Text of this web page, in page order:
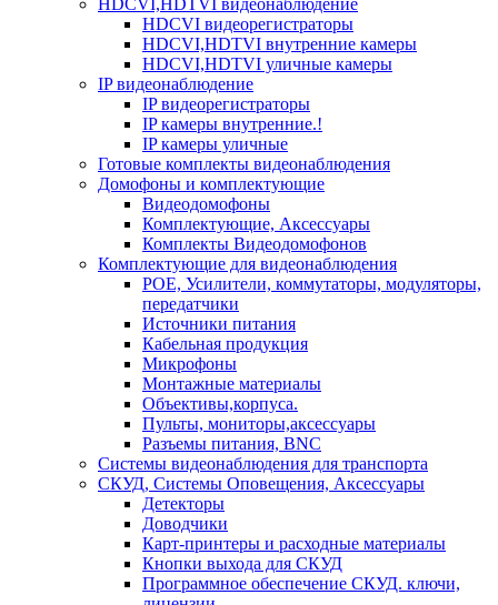
HDCVI видеорегистраторы
HDCVI,HDTVI внутренние камеры
HDCVI,HDTVI уличные камеры
IP видеонаблюдение
IP видеорегистраторы
IP камеры внутренние.!
IP камеры уличные
Готовые комплекты видеонаблюдения
Домофоны и комплектующие
Видеодомофоны
Комплектующие, Аксессуары
Комплекты Видеодомофонов
Комплектующие для видеонаблюдения
POE, Усилители, коммутаторы, модуляторы,
передатчики
Источники питания
Кабельная продукция
Микрофоны
Монтажные материалы
Объективы,корпуса.
Пульты, мониторы,аксессуары
Разъемы питания, BNC
Системы видеонаблюдения для транспорта
СКУД, Системы Оповещения, Аксессуары
Детекторы
Доводчики
Карт-принтеры и расходные материалы
Кнопки выхода для СКУД
Программное обеспечение СКУД. ключи,